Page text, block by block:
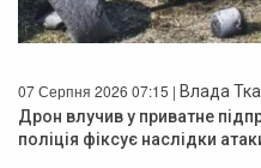
07 Серпня 2026 07:15 | Влада
Дрон влучив у приватне
поліція фіксує наслідки